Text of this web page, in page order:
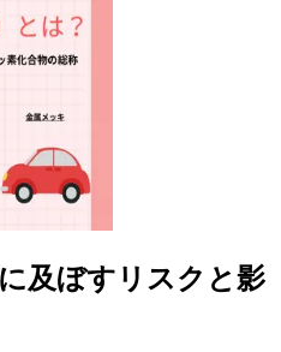
及ぼすリスクと影